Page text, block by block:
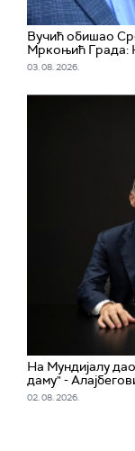
Вучић обишао
Мркоњић Града:
03. 08. 2026.
На Мундијалу
даму" -
02. 08. 2026.